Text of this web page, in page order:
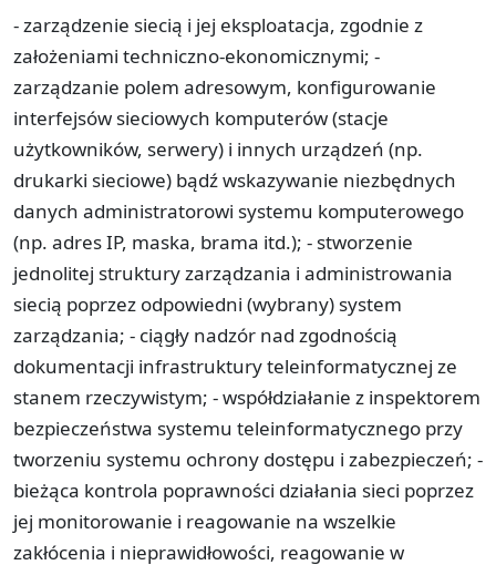
- zarządzenie siecią i jej eksploatacja, zgodnie z
założeniami techniczno-ekonomicznymi; -
zarządzanie polem adresowym, konfigurowanie
interfejsów sieciowych komputerów (stacje
użytkowników, serwery) i innych urządzeń (np.
drukarki sieciowe) bądź wskazywanie niezbędnych
danych administratorowi systemu komputerowego
(np. adres IP, maska, brama itd.); - stworzenie
jednolitej struktury zarządzania i administrowania
siecią poprzez odpowiedni (wybrany) system
zarządzania; - ciągły nadzór nad zgodnością
dokumentacji infrastruktury teleinformatycznej ze
stanem rzeczywistym; - współdziałanie z inspektorem
bezpieczeństwa systemu teleinformatycznego przy
tworzeniu systemu ochrony dostępu i zabezpieczeń; -
bieżąca kontrola poprawności działania sieci poprzez
jej monitorowanie i reagowanie na wszelkie
zakłócenia i nieprawidłowości, reagowanie w